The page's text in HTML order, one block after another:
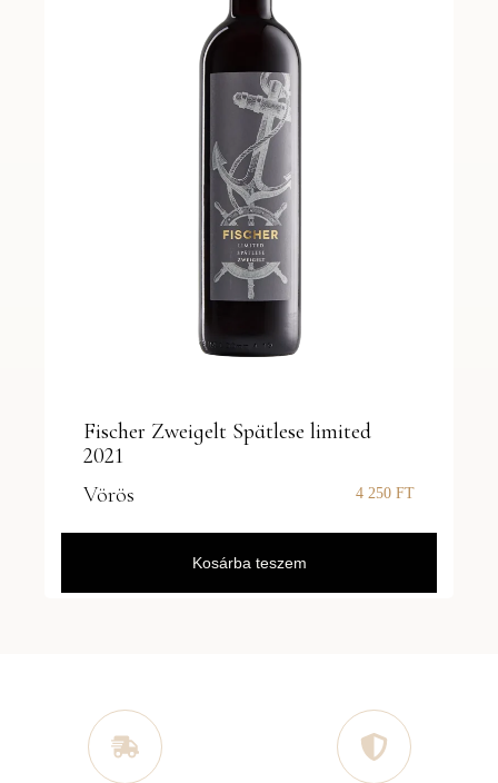
Fischer Zweigelt Spätlese limited
2021
Vörös
4 250 FT
Kosárba teszem